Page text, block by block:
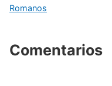
Romanos
Comentarios